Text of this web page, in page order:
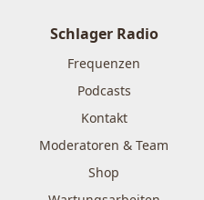
Schlager Radio
Frequenzen
Podcasts
Kontakt
Moderatoren & Team
Shop